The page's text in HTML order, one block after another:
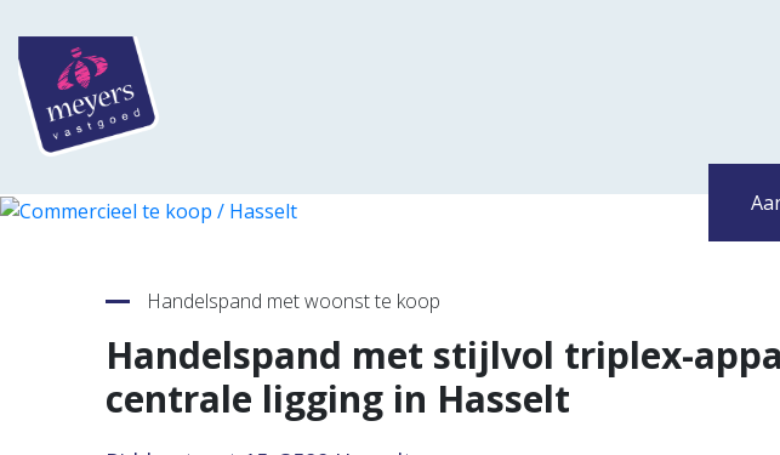
Terug naar overzicht
Handelspand met woonst te koop
Handelspand met stijlvol triplex-
centrale ligging in Hasselt